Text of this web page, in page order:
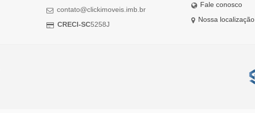
contato@clickimoveis.imb.br
CRECI-SC5258J
Fale conosco
Nossa localização